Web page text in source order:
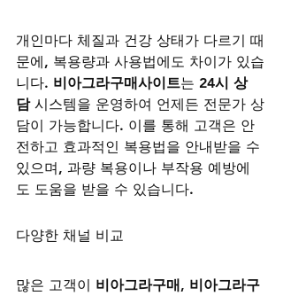
개인마다 체질과 건강 상태가 다르기 때
문에, 복용량과 사용법에도 차이가 있습
니다. 비아그라구매사이트는 24시 상
담 시스템을 운영하여 언제든 전문가 상
담이 가능합니다. 이를 통해 고객은 안
전하고 효과적인 복용법을 안내받을 수
있으며, 과량 복용이나 부작용 예방에
도 도움을 받을 수 있습니다.
다양한 채널 비교
많은 고객이 비아그라구매, 비아그라구